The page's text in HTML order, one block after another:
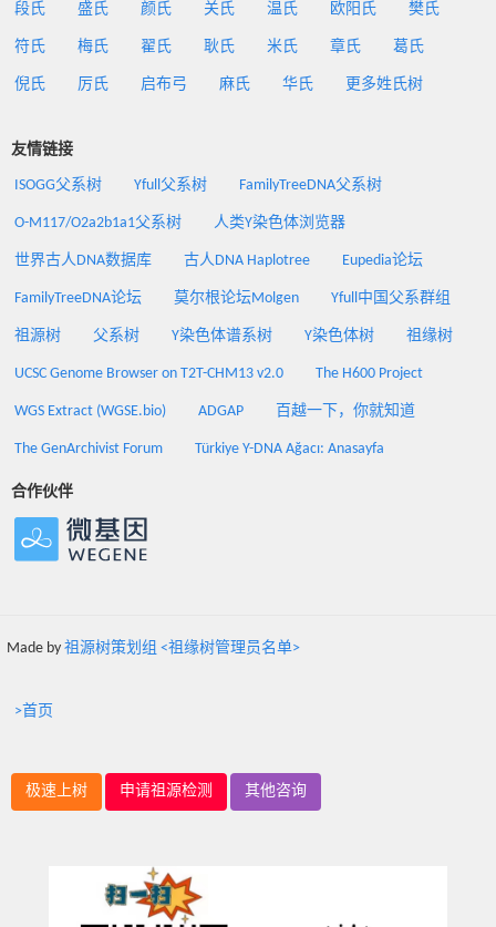
段氏 盛氏 颜氏 关氏 温氏 欧阳氏 樊氏
符氏 梅氏 翟氏 耿氏 米氏 章氏 葛氏
倪氏 厉氏 启布弓 麻氏 华氏 更多姓氏树
友情链接
ISOGG父系树 Yfull父系树 FamilyTreeDNA父系树
O-M117/O2a2b1a1父系树 人类Y染色体浏览器
世界古人DNA数据库 古人DNA Haplotree Eupedia论坛
FamilyTreeDNA论坛 莫尔根论坛Molgen Yfull中国父系群组
祖源树 父系树 Y染色体谱系树 Y染色体树 祖缘树
UCSC Genome Browser on T2T-CHM13 v2.0 The H600 Project
WGS Extract (WGSE.bio) ADGAP 百越一下，你就知道
The GenArchivist Forum Türkiye Y-DNA Ağacı: Anasayfa
合作伙伴
Made by 祖源树策划组 <祖缘树管理员名单>
>首页
极速上树 申请祖源检测 其他咨询